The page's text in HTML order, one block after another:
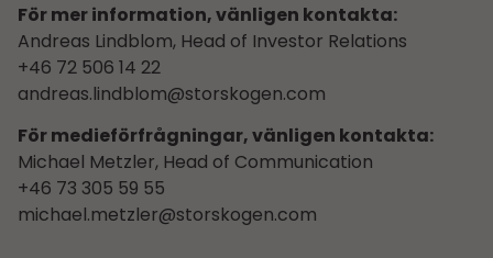
För mer information, vänligen kontakta:
Andreas Lindblom, Head of Investor Relations
+46 72 506 14 22
andreas.lindblom@storskogen.com
För medieförfrågningar, vänligen kontakta:
Michael Metzler, Head of Communication
+46 73 305 59 55
michael.metzler@storskogen.com